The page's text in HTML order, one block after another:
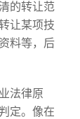
的转让范
让某项技
料等，后
法律原
定。像在